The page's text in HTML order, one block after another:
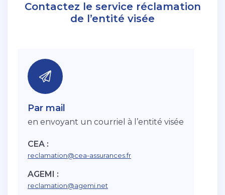
Contactez le service réclamation
de l’entité visée
Par mail
en envoyant un courriel à l’entité visée
CEA :
reclamation@cea-assurances.fr
AGEMI :
reclamation@agemi.net